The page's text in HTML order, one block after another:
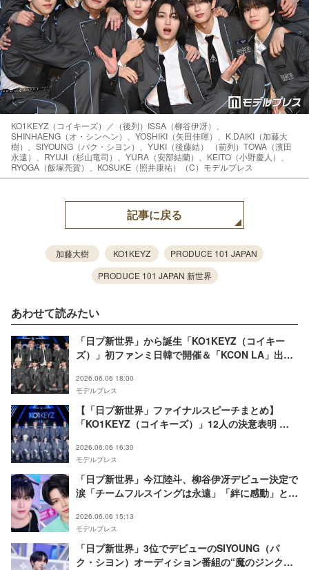
KO1KEYZ（コイキーズ）／（後列）ISSA（柳谷伊冴）、
SHINHAENG（オ・シンヘン）、YOSHIKI（矢田佳暉）、K.DAIKI（加藤大
樹）、SIYOUNG（パク・シヨン）、YUKI（後藤結） （前列）TOWA（濱田
永遠）、RYUJI（杉山竜司）、YURA（安部結蘭）、KEITO（小野慶人）、
RYOGA（飯塚亮賀）、KOSUKE（照井康祐）（C）モデルプレス
記事に戻る
加藤大樹 KO1KEYZ
PRODUCE 101 JAPAN
PRODUCE 101 JAPAN 新世界
あわせて読みたい
「日プ新世界」から誕生「KO1KEYZ（コイキー
ズ）」初ファンミ日韓で開催＆「KCON LA」出演
2026.06.06 18:00
モデルプレス
【「日プ新世界」ファイナルスピーチまとめ】
「KO1KEYZ（コイキーズ）」12人の決意表明 涙
2026.06.06 16:30
モデルプレス
「日プ新世界」今江陸斗、柳谷伊冴デビュー決定で
涙「チームフルスイングは永遠」「絆に感動」と反
2026.06.06 15:13
モデルプレス
「日プ新世界」3位でデビューのSIYOUNG（パ
ク・シヨン）オーディション番組の“魔のジンクス